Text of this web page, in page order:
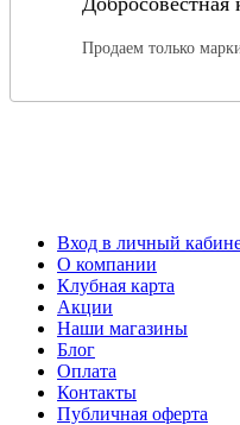
Продаем только
Вход в личный
О компании
Клубная карта
Акции
Наши магазины
Блог
Оплата
Контакты
Публичная оферта